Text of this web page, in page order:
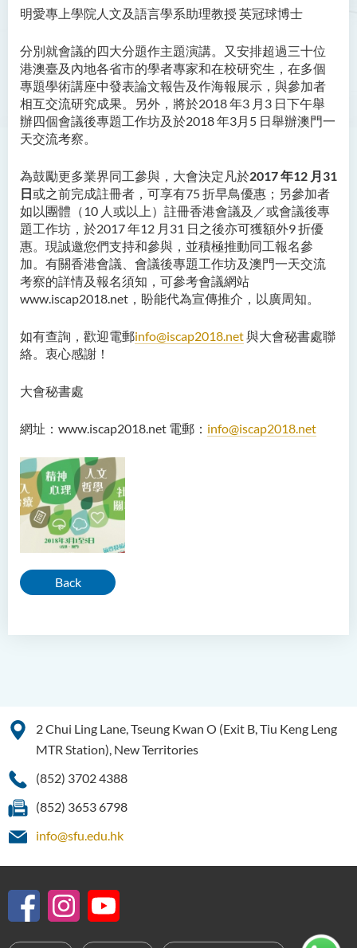
明愛專上學院人文及語言學系助理教授 英冠球博士
分別就會議的四大分題作主題演講。又安排超過三十位
港澳臺及內地各省市的學者專家和在校研究生，在多個
專題學術講座中發表論文報告及作海報展示，與參加者
相互交流研究成果。另外，將於2018 年3 月3 日下午舉
辦四個會議後專題工作坊及於2018 年3月5 日舉辦澳門一
天交流考察。
為鼓勵更多業界同工參與，大會決定凡於2017 年12 月31
日或之前完成註冊者，可享有75 折早鳥優惠；另參加者
如以團體（10 人或以上）註冊香港會議及／或會議後專
題工作坊，於2017 年12 月31 日之後亦可獲額外9 折優
惠。現誠邀您們支持和參與，並積極推動同工報名參
加。有關香港會議、會議後專題工作坊及澳門一天交流
考察的詳情及報名須知，可參考會議網站
www.iscap2018.net，盼能代為宣傳推介，以廣周知。
如有查詢，歡迎電郵info@iscap2018.net與大會秘書處聯
絡。衷心感謝！
大會秘書處
網址：www.iscap2018.net 電郵： info@iscap2018.net
Back
2 Chui Ling Lane, Tseung Kwan O (Exit B, Tiu Keng Leng
MTR Station), New Territories
(852) 3702 4388
(852) 3653 6798
info@sfu.edu.hk